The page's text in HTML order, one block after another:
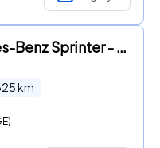
Mercedes-Benz Sprinter - 319 CDI 4x4 X-Innova
km